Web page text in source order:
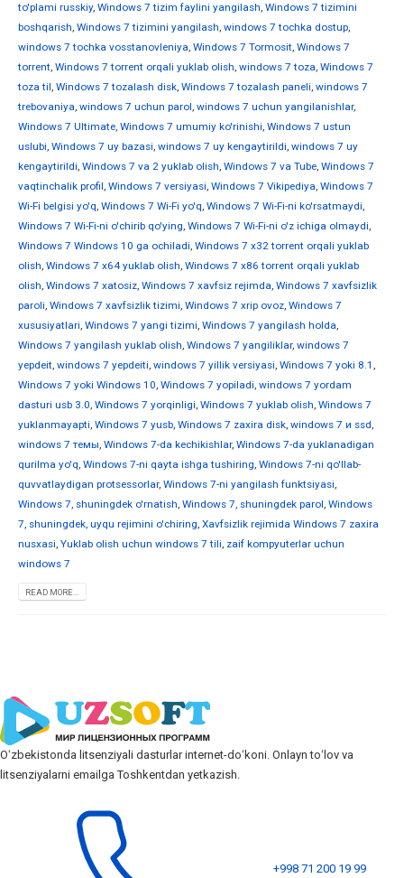
to'plami russkiy, Windows 7 tizim faylini yangilash, Windows 7 tizimini
boshqarish, Windows 7 tizimini yangilash, windows 7 tochka dostup,
windows 7 tochka vosstanovleniya, Windows 7 Tormosit, Windows 7
torrent, Windows 7 torrent orqali yuklab olish, windows 7 toza, Windows 7
toza til, Windows 7 tozalash disk, Windows 7 tozalash paneli, windows 7
trebovaniya, windows 7 uchun parol, windows 7 uchun yangilanishlar,
Windows 7 Ultimate, Windows 7 umumiy ko'rinishi, Windows 7 ustun
uslubi, Windows 7 uy bazasi, windows 7 uy kengaytirildi, windows 7 uy
kengaytirildi, Windows 7 va 2 yuklab olish, Windows 7 va Tube, Windows 7
vaqtinchalik profil, Windows 7 versiyasi, Windows 7 Vikipediya, Windows 7
Wi-Fi belgisi yo'q, Windows 7 Wi-Fi yo'q, Windows 7 Wi-Fi-ni ko'rsatmaydi,
Windows 7 Wi-Fi-ni o'chirib qo'ying, Windows 7 Wi-Fi-ni o'z ichiga olmaydi,
Windows 7 Windows 10 ga ochiladi, Windows 7 x32 torrent orqali yuklab
olish, Windows 7 x64 yuklab olish, Windows 7 x86 torrent orqali yuklab
olish, Windows 7 xatosiz, Windows 7 xavfsiz rejimda, Windows 7 xavfsizlik
paroli, Windows 7 xavfsizlik tizimi, Windows 7 xrip ovoz, Windows 7
xususiyatlari, Windows 7 yangi tizimi, Windows 7 yangilash holda,
Windows 7 yangilash yuklab olish, Windows 7 yangiliklar, windows 7
yepdeit, windows 7 yepdeiti, windows 7 yillik versiyasi, Windows 7 yoki 8.1 ,
Windows 7 yoki Windows 10, Windows 7 yopiladi, windows 7 yordam
dasturi usb 3.0, Windows 7 yorqinligi, Windows 7 yuklab olish, Windows 7
yuklanmayapti, Windows 7 yusb, Windows 7 zaxira disk, windows 7 и ssd,
windows 7 темы, Windows 7-da kechikishlar, Windows 7-da yuklanadigan
qurilma yo'q, Windows 7-ni qayta ishga tushiring, Windows 7-ni qo'llab-
quvvatlaydigan protsessorlar, Windows 7-ni yangilash funktsiyasi,
Windows 7, shuningdek o'rnatish, Windows 7, shuningdek parol, Windows
7, shuningdek, uyqu rejimini o'chiring, Xavfsizlik rejimida Windows 7 zaxira
nusxasi, Yuklab olish uchun windows 7 tili, zaif kompyuterlar uchun
windows 7
READ MORE...
Oʻzbekistonda litsenziyali dasturlar internet-doʻkoni. Onlayn toʻlov va
litsenziyalarni emailga Toshkentdan yetkazish.
+998 71 200 19 99